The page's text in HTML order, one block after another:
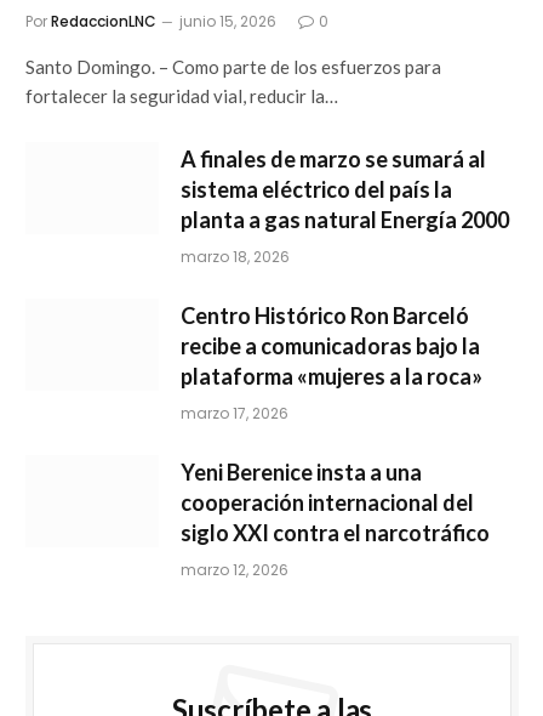
PorRedaccionLNC junio 15, 2026 0
Santo Domingo. – Como parte de los esfuerzos para
fortalecer la seguridad vial, reducir la…
A finales de marzo se sumará al
sistema eléctrico del país la
planta a gas natural Energía 2000
marzo 18, 2026
Centro Histórico Ron Barceló
recibe a comunicadoras bajo la
plataforma «mujeres a la roca»
marzo 17, 2026
Yeni Berenice insta a una
cooperación internacional del
siglo XXI contra el narcotráfico
marzo 12, 2026